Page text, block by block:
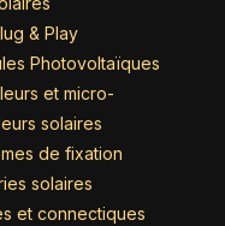
& Play
Photovoltaïques
et micro-
solaires
de fixation
solaires
et connectiques